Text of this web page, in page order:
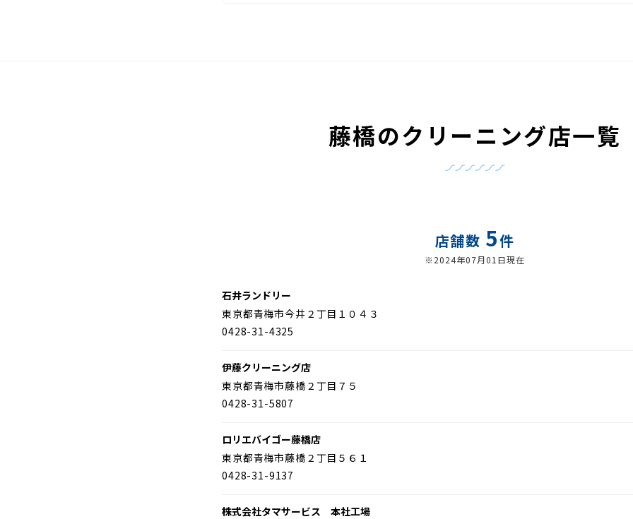
藤橋のクリーニング店一覧
店舗数 5件
※2024年07月01日現在
石井ランドリー
東京都青梅市今井２丁目１０４３
0428-31-4325
伊藤クリーニング店
東京都青梅市藤橋２丁目７５
0428-31-5807
ロリエバイゴー藤橋店
東京都青梅市藤橋２丁目５６１
0428-31-9137
株式会社タマサービス 本社工場